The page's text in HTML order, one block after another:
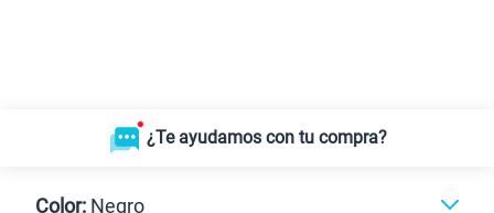
¿Te ayudamos con tu compra?
Color: Negro